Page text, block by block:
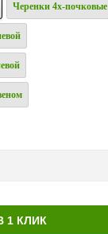
Черенки 4х-почковые
1 КЛИК